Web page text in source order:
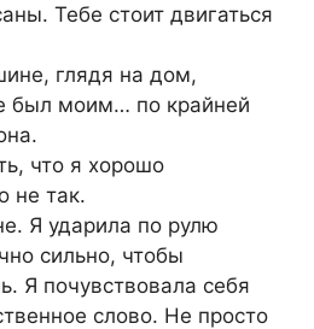
Тебе стоит двигаться
глядя на дом,
был моим… по крайней
что я хорошо
не так.
Я ударила по рулю
сильно, чтобы
Я почувствовала себя
слово. Не просто